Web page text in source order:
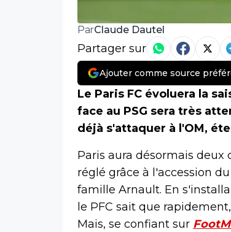
ParClaude Dautel
Partager sur
Ajouter comme source
Le Paris FC évoluera la
face au PSG sera très
déjà s'attaquer à l'OM,
Paris aura désormais deux
réglé grâce à l'accession
famille Arnault. En
le PFC sait que
Mais, se confiant sur